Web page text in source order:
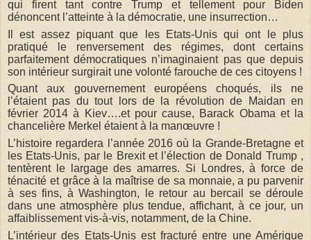
qui firent tant contre Trump et tellement pour Biden
dénoncent l’atteinte à la démocratie, une insurrection…
Il est assez piquant que les Etats-Unis qui ont le plus
pratiqué le renversement des régimes, dont certains
parfaitement démocratiques n’imaginaient pas que depuis
son intérieur surgirait une volonté farouche de ces citoyens !
Quant aux gouvernement européens choqués, ils ne
l’étaient pas du tout lors de la révolution de Maidan en
février 2014 à Kiev….et pour cause, Barack Obama et la
chancelière Merkel étaient à la manœuvre !
L’histoire regardera l’année 2016 où la Grande-Bretagne et
les Etats-Unis, par le Brexit et l’élection de Donald Trump ,
tentèrent le largage des amarres. Si Londres, à force de
ténacité et grâce à la maîtrise de sa monnaie, a pu parvenir
à ses fins, à Washington, le retour au bercail se déroule
dans une atmosphère plus tendue, affichant, à ce jour, un
affaiblissement vis-à-vis, notamment, de la Chine.
L’intérieur des Etats-Unis est fracturé entre une Amérique